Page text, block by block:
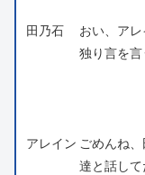
田乃石
おい、ア
独り言を言
アレイン ごめんね
達と話して